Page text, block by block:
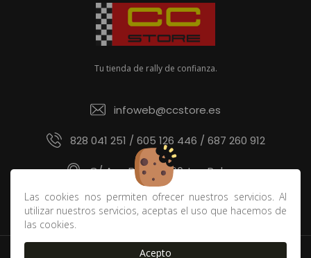
Las cookies nos permiten ofrecer nuestros servicios. Al
utilizar nuestros servicios, aceptas el uso que hacemos de
las cookies.
Acepto
Tu tienda de rally de confianza.
infoweb@ccstore.es
828 041 251 / 605 126 446 / 687 260 912
C/ Ana Benítez 60, Las Palmas